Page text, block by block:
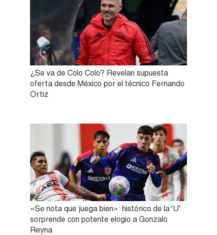
¿Se va de Colo Colo? Revelan supuesta
oferta desde México por el técnico Fernando
Ortiz
«Se nota que juega bien»: histórico de la ‘U’
sorprende con potente elogio a Gonzalo
Reyna